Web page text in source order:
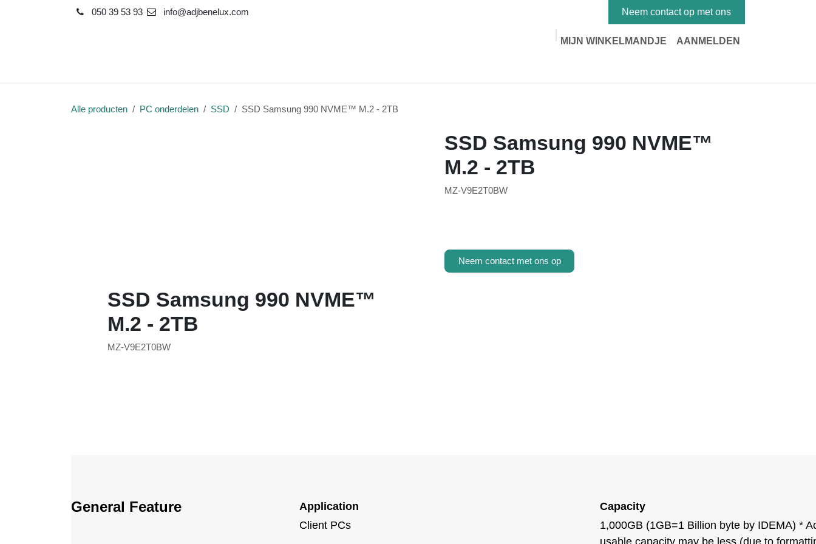
Overslaan naar inhoud
050 39 53 93 info@adjbenelux.com Neem contact op met ons
MIJN WINKELMANDJE AANMELDEN
Alle producten PC onderdelen SSD SSD Samsung 990 NVME™ M.2 - 2TB
SSD Samsung 990 NVME™
M.2 - 2TB
MZ-V9E2T0BW
Neem contact met ons op
SSD Samsung 990 NVME™
M.2 - 2TB
MZ-V9E2T0BW
General Feature
Application
Client PCs
Capacity
1,000GB (1GB=1 Billion byte by IDEMA) *